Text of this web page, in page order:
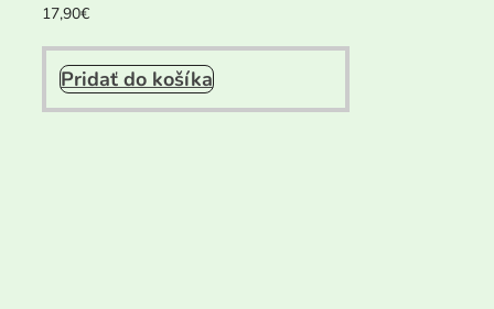
17,90€
Pridať do košíka